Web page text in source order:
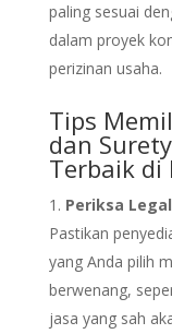
paling sesuai
dalam proyek
perizinan usaha.
Tips
dan
Terbaik di
Periksa
Pastikan
yang Anda pilih
berwenang,
jasa yang sah